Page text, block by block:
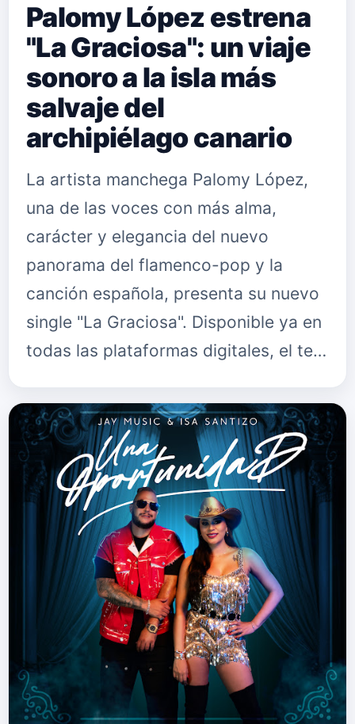
Palomy López estrena
"La Graciosa": un viaje
sonoro a la isla más
salvaje del
archipiélago canario
La artista manchega Palomy López,
una de las voces con más alma,
carácter y elegancia del nuevo
panorama del flamenco-pop y la
canción española, presenta su nuevo
single "La Graciosa". Disponible ya en
todas las plataformas digitales, el te…